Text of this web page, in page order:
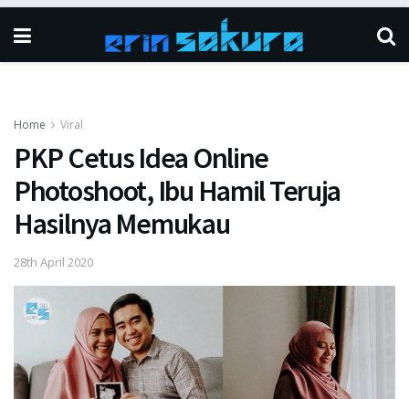
Home Viral
PKP Cetus Idea Online
Photoshoot, Ibu Hamil Teruja
Hasilnya Memukau
28th April 2020